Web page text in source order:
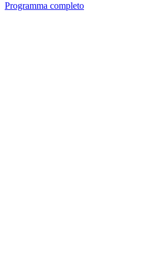
Programma completo